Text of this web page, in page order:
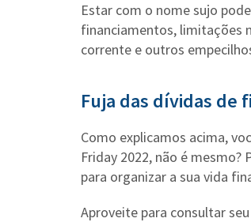
Estar com o nome sujo
financiamentos, limitações
corrente e outros
Fuja das dívidas de
Como explicamos acima,
Friday 2022, não é
para organizar a sua vida
Aproveite para consultar